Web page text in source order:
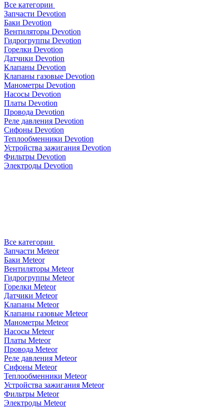
Все категории
Запчасти Devotion
Баки Devotion
Вентиляторы Devotion
Гидрогруппы Devotion
Горелки Devotion
Датчики Devotion
Клапаны Devotion
Клапаны газовые Devotion
Манометры Devotion
Насосы Devotion
Платы Devotion
Провода Devotion
Реле давления Devotion
Сифоны Devotion
Теплообменники Devotion
Устройства зажигания Devotion
Фильтры Devotion
Электроды Devotion
Все категории
Запчасти Meteor
Баки Meteor
Вентиляторы Meteor
Гидрогруппы Meteor
Горелки Meteor
Датчики Meteor
Клапаны Meteor
Клапаны газовые Meteor
Манометры Meteor
Насосы Meteor
Платы Meteor
Провода Meteor
Реле давления Meteor
Сифоны Meteor
Теплообменники Meteor
Устройства зажигания Meteor
Фильтры Meteor
Электроды Meteor